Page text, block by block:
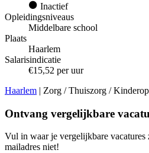
Inactief
Opleidingsniveaus
Middelbare school
Plaats
Haarlem
Salarisindicatie
€15,52 per uur
Haarlem | Zorg / Thuiszorg /
Ontvang vergelijkbare
Vul in waar je vergelijkbare vacatures
mailadres niet!